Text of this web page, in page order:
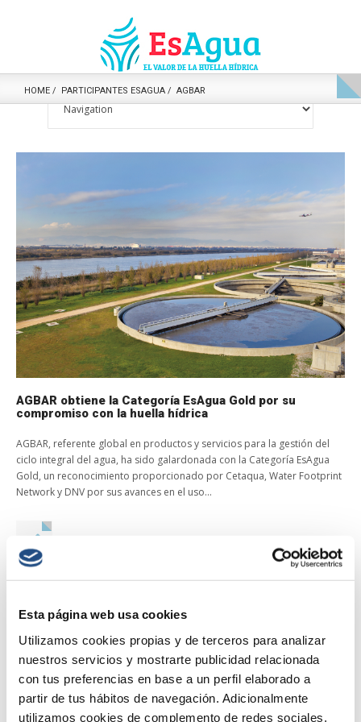
Esta página web usa cookies
Utilizamos cookies propias y de terceros para analizar
nuestros servicios y mostrarte publicidad relacionada
con tus preferencias en base a un perfil elaborado a
partir de tus hábitos de navegación. Adicionalmente
utilizamos cookies de complemento de redes sociales.
HOME PARTICIPANTES ESAGUA AGBAR
AGBAR obtiene la Categoría EsAgua Gold por su
compromiso con la huella hídrica
AGBAR, referente global en productos y servicios para la gestión del
ciclo integral del agua, ha sido galardonada con la Categoría EsAgua
Gold, un reconocimiento proporcionado por Cetaqua, Water Footprint
Network y DNV por sus avances en el uso...
Follow @Red_EsAgua